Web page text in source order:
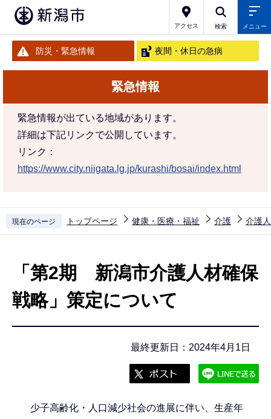
アクセス 検索 メニュー
防災・緊急情報 夜間・休日の急病
緊急情報
緊急情報が出ている地域があります。
詳細は下記リンクで公開しています。
リンク：
https://www.city.niigata.lg.jp/kurashi/bosai/index.html
現在のページ トップページ 健康・医療・福祉 介護 介護
「第2期 新潟市介護人材確保
戦略」策定について
最終更新日：2024年4月1日
少子高齢化・人口減少社会の進展に伴い、生産年